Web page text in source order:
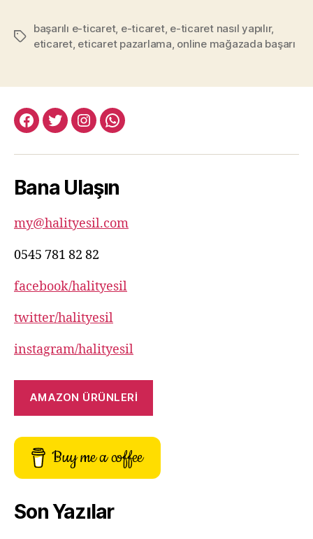
Etiketler
başarılı e-ticaret, e-ticaret, e-ticaret nasıl yapılır,
eticaret, eticaret pazarlama, online mağazada başarı
facebook:halityesil
twitter:halityesil
instagram:halityesil
whatsapp:0545
82
Bana Ulaşın
my@halityesil.com
0545 781 82 82
facebook/halityesil
twitter/halityesil
instagram/halityesil
AMAZON ÜRÜNLERİ
Buy me a coffee
Son Yazılar